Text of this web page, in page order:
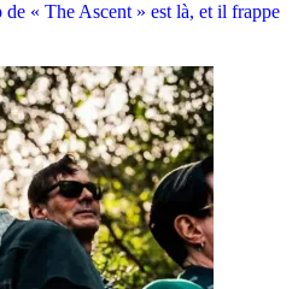
« The Ascent » est là, et il frappe